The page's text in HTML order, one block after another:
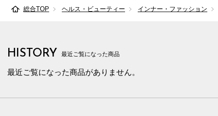
総合TOP ヘルス・ビューティー インナー・ファッション
HISTORY 最近ご覧になった商品
最近ご覧になった商品がありません。